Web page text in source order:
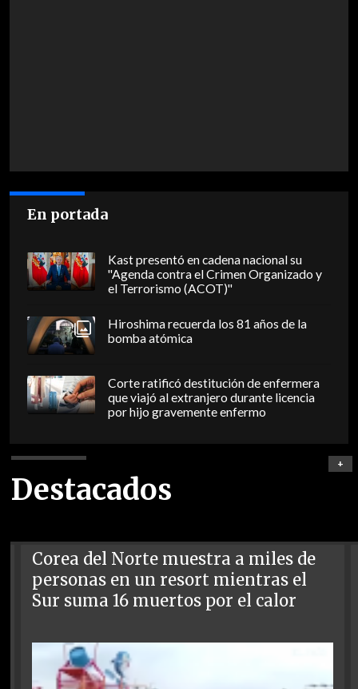
En portada
Kast presentó en cadena nacional su
"Agenda contra el Crimen Organizado y
el Terrorismo (ACOT)"
Hiroshima recuerda los 81 años de la
bomba atómica
Corte ratificó destitución de enfermera
que viajó al extranjero durante licencia
por hijo gravemente enfermo
Destacados
+
Corea del Norte muestra a miles de
personas en un resort mientras el
Sur suma 16 muertos por el calor